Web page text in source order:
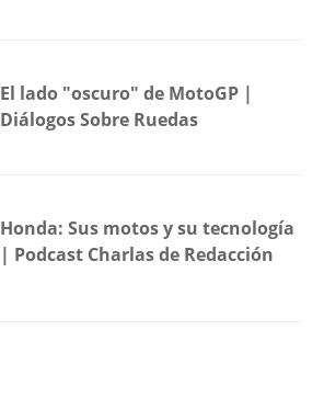
El lado "oscuro" de MotoGP |
Diálogos Sobre Ruedas
Honda: Sus motos y su tecnología
| Podcast Charlas de Redacción